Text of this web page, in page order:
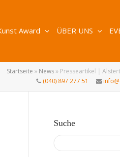
Award ÜBER UNS
Startseite » News» Presseartikel |
(040) 897 277 51
Suche